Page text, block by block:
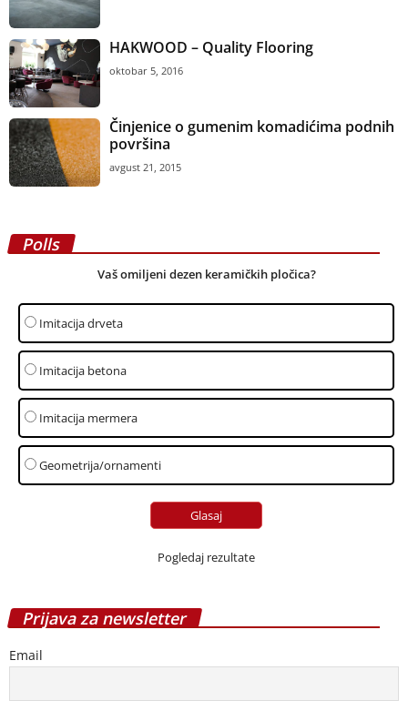
HAKWOOD – Quality Flooring
oktobar 5, 2016
Činjenice o gumenim komadićima podnih
površina
avgust 21, 2015
Polls
Vaš omiljeni dezen keramičkih pločica?
Imitacija drveta
Imitacija betona
Imitacija mermera
Geometrija/ornamenti
Pogledaj rezultate
Prijava za newsletter
Email